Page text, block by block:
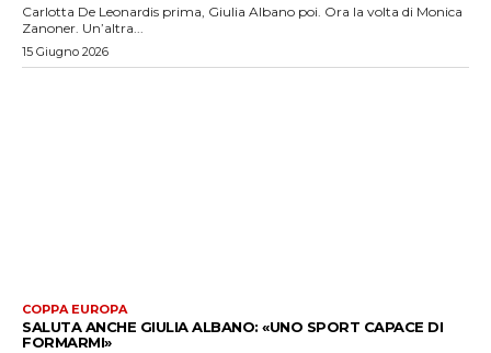
Carlotta De Leonardis prima, Giulia Albano poi. Ora la volta di Monica
Zanoner. Un’altra...
15 Giugno 2026
COPPA EUROPA
SALUTA ANCHE GIULIA ALBANO: «UNO SPORT CAPACE DI
FORMARMI»